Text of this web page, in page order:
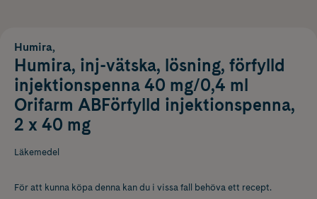
Humira,
Humira, inj-vätska, lösning, förfylld
injektionspenna 40 mg/0,4 ml
Orifarm ABFörfylld injektionspenna,
2 x 40 mg
Läkemedel
För att kunna köpa denna kan du i vissa fall behöva ett recept.